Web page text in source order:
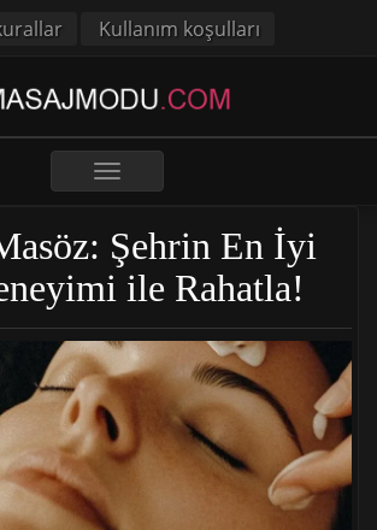
Kullanım koşulları
Toggle
navigation
Şehrin En İyi
ile Rahatla!